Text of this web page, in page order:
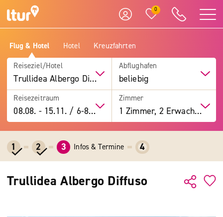
0
Flug & Hotel Hotel Kreuzfahrten
Reiseziel/Hotel
Trullidea Albergo Diffuso
Abflughafen
beliebig
Reisezeitraum
08.08. -15.11. / 6-8 Tage
Zimmer
1 Zimmer, 2 Erwachsene
1 2 3 Infos & Termine 4
Trullidea Albergo Diffuso